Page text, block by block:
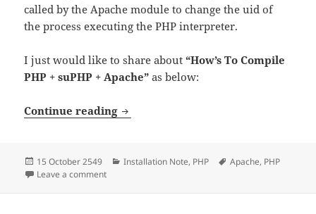
called by the Apache module to change the uid of
the process executing the PHP interpreter.
I just would like to share about“How’s To Compile
PHP + suPHP + Apache” as below:
Continue reading How to Compile
Posted
on
15 October 2549 Categories
Installation Note, PHP Tags
Apache, PHP
Leave a commenton How to Compile suPHP+Apache2+PHP